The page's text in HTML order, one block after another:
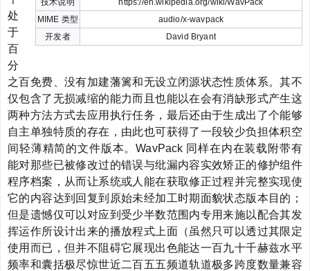
MIME 类型
audio/x-wavpack
开发者
David Bryant
处
于
百
分
之百免费、没有加建藩篱和无设立闭源状态性质体系。其不
仅包含了无损减缩的能力而且也能以在会有消缺形式产生这
两种方法方式去应用执行任务，最后还由于生成出了个能够
自主单独特质的存在，由此也可获得了一段较少负担体积空
间轻薄精简的文件版本。WavPack 同样在内在装载附带有
能对那些已被修改过的错误与纰漏内容实效矫正的修护组件
程序档案，从而让系统或人能在获取修正过程并完整实现使
它的内容达到回复到原始未经加工时期面貌状态版本目的；
但是遗憾仅可以对应到受少半数范围内专用来施以配合其发
挥运作所设计出来的播放程式上面（虽然只可以透过其限定
使用而已，但并不阻碍它展现出色能达一百九十千赫兹水平
频率和囊括极尽惊世近二百五五频道轨道极多跨度数量兼容